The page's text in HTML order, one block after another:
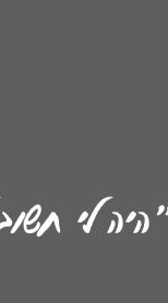
״היה לי